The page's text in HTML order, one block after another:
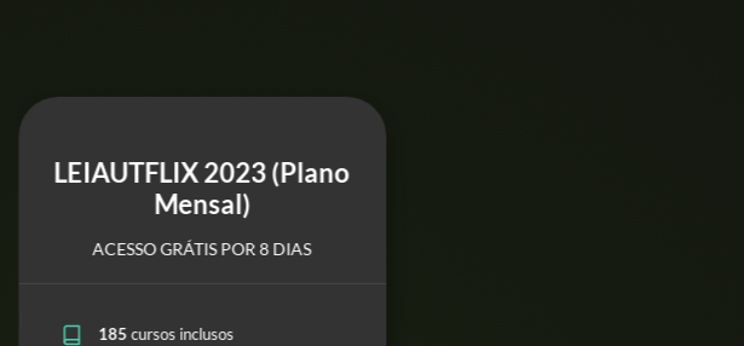
LEIAUTFLIX 2023 (Plano
Mensal)
ACESSO GRÁTIS POR 8 DIAS
185cursos inclusos